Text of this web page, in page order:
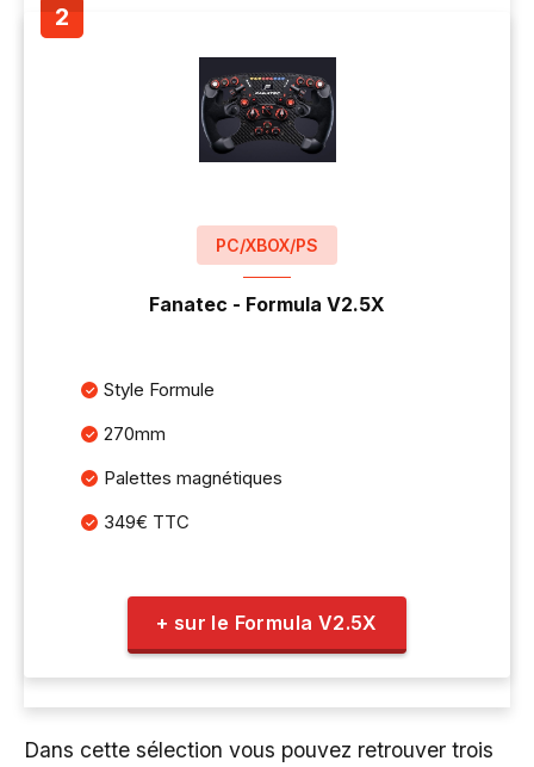
PC/XBOX/PS
Fanatec - Formula V2.5X
Style Formule
270mm
Palettes magnétiques
349€ TTC
+ sur le Formula V2.5X
Dans cette sélection vous pouvez retrouver trois